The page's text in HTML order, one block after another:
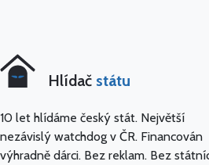
Hlídač státu
10 let hlídáme český stát. Největší
nezávislý watchdog v ČR. Financován
výhradně dárci. Bez reklam. Bez